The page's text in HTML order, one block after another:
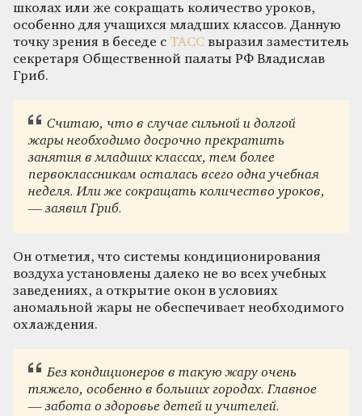
школах или же сокращать количество уроков,
особенно для учащихся младших классов. Данную
точку зрения в беседе с ТАСС выразил заместитель
секретаря Общественной палаты РФ Владислав
Гриб.
Считаю, что в случае сильной и долгой
жары необходимо досрочно прекратить
занятия в младших классах, тем более
первоклассникам осталась всего одна учебная
неделя. Или же сокращать количество уроков,
— заявил Гриб.
Он отметил, что системы кондиционирования
воздуха установлены далеко не во всех учебных
заведениях, а открытие окон в условиях
аномальной жары не обеспечивает необходимого
охлаждения.
Без кондиционеров в такую жару очень
тяжело, особенно в больших городах. Главное
— забота о здоровье детей и учителей.